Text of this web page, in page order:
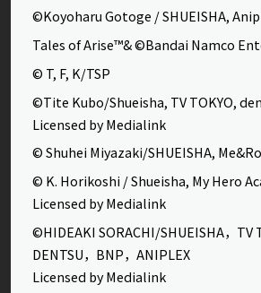
©Koyoharu Gotoge / SHUEISHA,
Tales of Arise™& ©Bandai Namco
© T, F, K/TSP
©Tite Kubo/Shueisha, TV TOKYO,
Licensed by Medialink
© Shuhei Miyazaki/SHUEISHA,
© K. Horikoshi / Shueisha, My Hero
Licensed by Medialink
©HIDEAKI SORACHI/SHUEISHA，TV
DENTSU，BNP，ANIPLEX
Licensed by Medialink